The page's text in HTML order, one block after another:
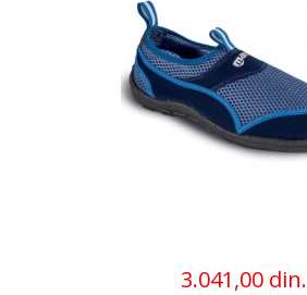
3.041,00 din.